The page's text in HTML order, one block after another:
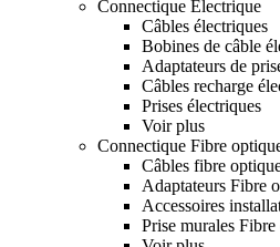
Connectique Electrique
Câbles électriques
Bobines de câble
Adaptateurs de
Câbles recharge
Prises électriques
Voir plus
Connectique Fibre
Câbles fibre
Adaptateurs Fibre
Accessoires
Prise murales